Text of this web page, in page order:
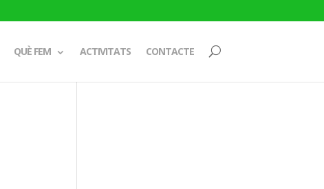
QUÈ FEM ACTIVITATS CONTACTE